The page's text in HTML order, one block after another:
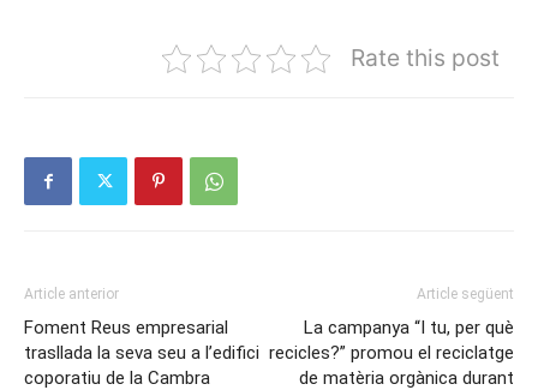
Rate this post
Article anterior
Foment Reus empresarial
trasllada la seva seu a l’edifici
coporatiu de la Cambra
Article següent
La campanya “I tu, per què
recicles?” promou el reciclatge
de matèria orgànica durant